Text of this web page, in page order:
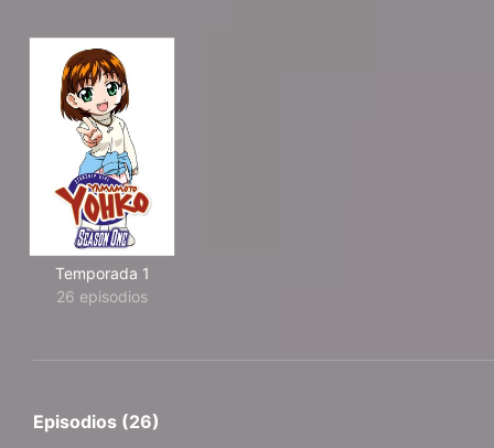
Temporada 1
26 episodios
Episodios (26)